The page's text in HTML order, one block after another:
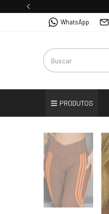
WhatsApp
PRODUTOS